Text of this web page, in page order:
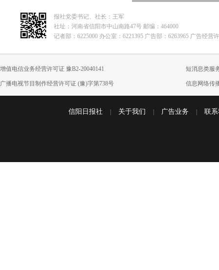
报社党委书记、社长：王军
社址：河南省信阳市中山南路47号 邮编：464000
记者部：6225000 办公室：6221395 广告部：6263965 广告经营
增值电信业务经营许可证 豫B2-20040141 短消息类服
广播电视节目制作经营许可证 (豫)字第738号 信息网络传
信阳日报社 关于我们 广告业务 联